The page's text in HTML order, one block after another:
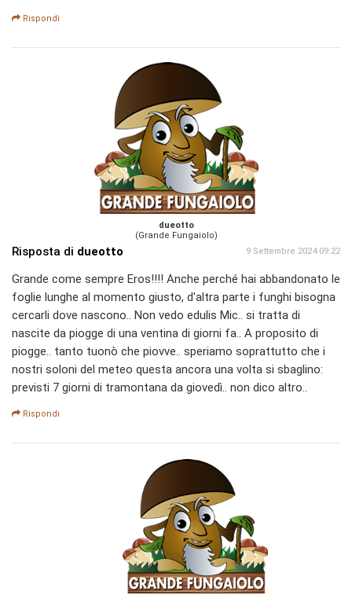
Rispondi
dueotto
(Grande Fungaiolo)
Risposta di dueotto 9 Settembre 2024 09:22
Grande come sempre Eros!!!! Anche perché hai abbandonato le
foglie lunghe al momento giusto, d'altra parte i funghi bisogna
cercarli dove nascono.. Non vedo edulis Mic.. si tratta di
nascite da piogge di una ventina di giorni fa.. A proposito di
piogge.. tanto tuonò che piovve.. speriamo soprattutto che i
nostri soloni del meteo questa ancora una volta si sbaglino:
previsti 7 giorni di tramontana da giovedì.. non dico altro..
Rispondi